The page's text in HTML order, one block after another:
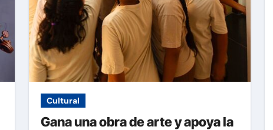
Cultural
Gana una obra de arte y apoya la